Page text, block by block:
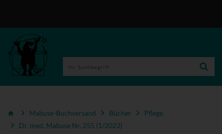
Mabuse-Buchversand Bücher
Pflege
Dr. med. Mabuse Nr. 255 (1/2022)